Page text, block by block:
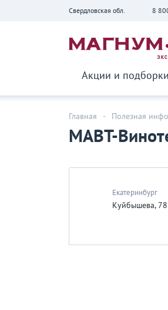
Свердловская обл. 8
Акции и подборки
Главная - Полезная
МАВТ-
Екатеринбург
Куйбышева, 78